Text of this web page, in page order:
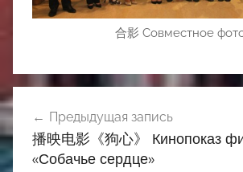
合影 Совместное
Навигация
по
записям
Предыдущая запись
播映电影《狗心》 Кинопоказ
«Собачье сердце»